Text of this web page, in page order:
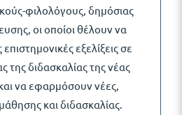
φιλολόγους, δημόσιας
οι οποίοι θέλουν να
εξελίξεις σε
της διδασκαλίας της νέας
να εφαρμόσουν νέες,
και διδασκαλίας.